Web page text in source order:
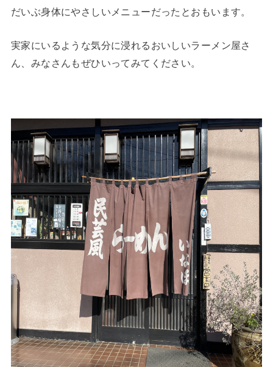
だいぶ身体にやさしいメニューだったとおもいます。
実家にいるような気分に浸れるおいしいラーメン屋さ
ん、みなさんもぜひいってみてください。